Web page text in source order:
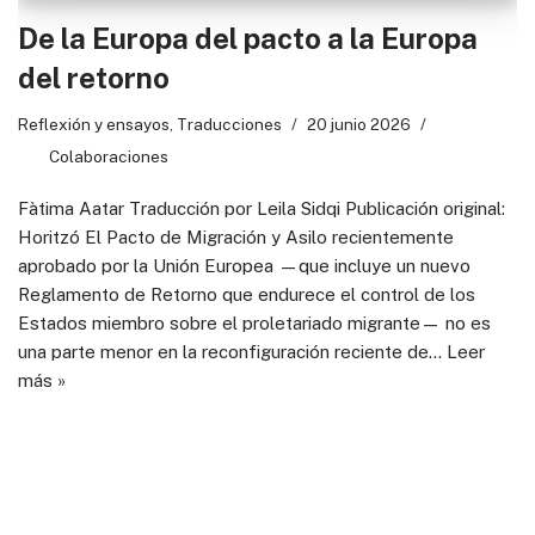
De la Europa del pacto a la Europa
del retorno
Reflexión y ensayos Traducciones
20 junio 2026
Colaboraciones
Fàtima Aatar Traducción por Leila Sidqi Publicación original:
Horitzó El Pacto de Migración y Asilo recientemente
aprobado por la Unión Europea —que incluye un nuevo
Reglamento de Retorno que endurece el control de los
Estados miembro sobre el proletariado migrante— no es
una parte menor en la reconfiguración reciente de… Leer
más »